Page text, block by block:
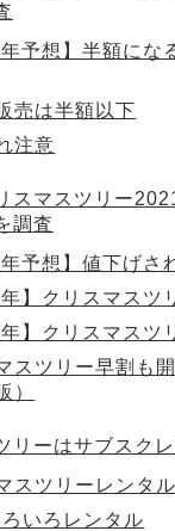
年予想】半額にな
売は半額以下
注意
スマスツリー
調査
年予想】値下げさ
年】クリスマスツ
年】クリスマスツ
スツリー早割も
）
リーはサブスク
スツリーレンタル
いろレンタル